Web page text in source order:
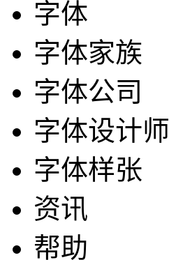
字体
字体家族
字体公司
字体设计师
字体样张
资讯
帮助